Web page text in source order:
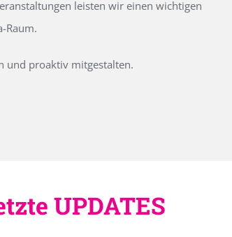
leisten wir einen wichtigen
Raum.
und proaktiv mitgestalten.
UPDATES